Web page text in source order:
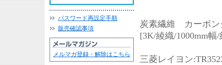
パスワード再設定手順
販売確認事項
メルマガ登録・解除はこちら
炭素繊維 カーボン
[3K/綾織/1000mm幅/
三菱レイヨン